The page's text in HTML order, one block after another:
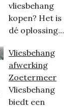
vliesbehang
kopen? Het is
dé oplossing...
Vliesbehang
afwerking
Zoetermeer
Vliesbehang
biedt een